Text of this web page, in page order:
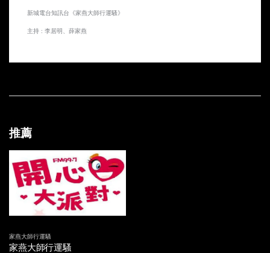
20170422 恭喜老爺 賀喜夫人 新人結婚須知
20170415 究竟係巧合？定係命中注定？
20170408 改名有運行？ 點解有啲人改極個名都係冇運行呢？
20170401 唔好俾佢停繼續鬼故解夢系列
20170325 家燕姐繼續同你講鬼故
新城電台知訊台《家燕大師行運騷》
主持 : 李居明、薛家燕
推薦
家燕大師行運騷
家燕大師行運騷